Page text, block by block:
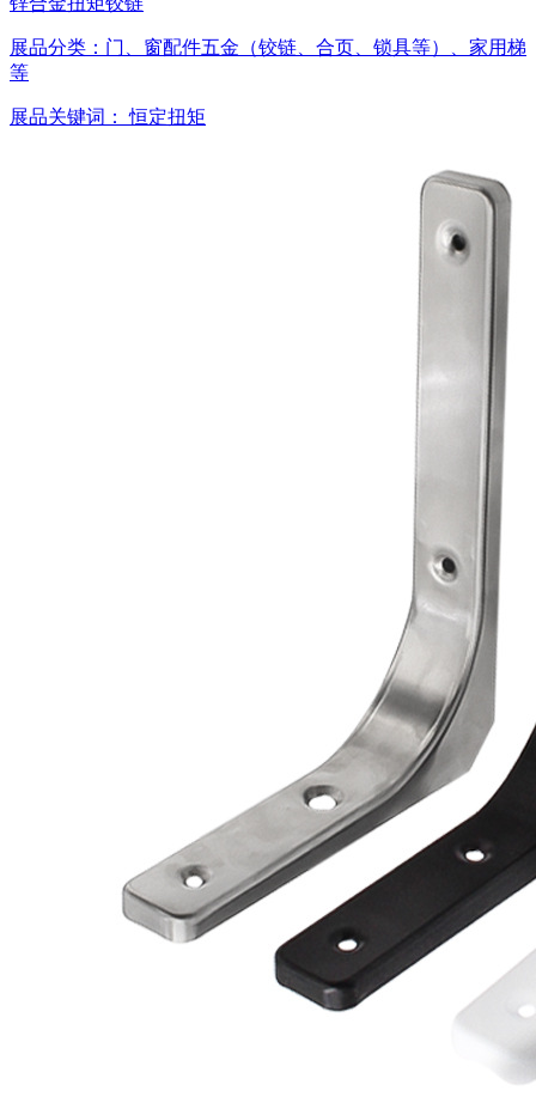
展品分类： 门、窗配件五金（铰链、合页、锁具等）、家用梯
等
展品关键词：恒定扭矩